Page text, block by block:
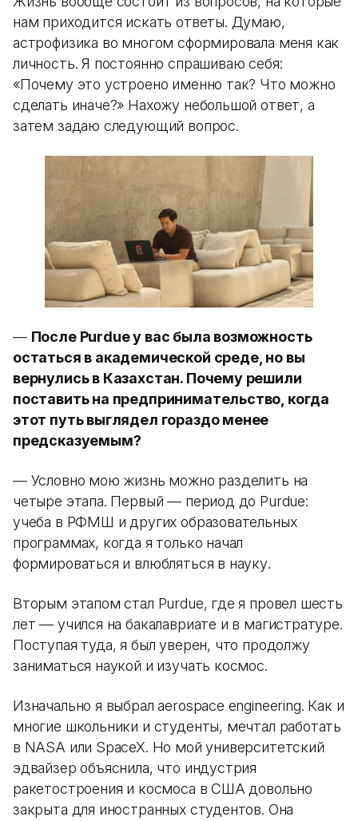
нам приходится искать ответы. Думаю,
астрофизика во многом сформировала меня как
личность. Я постоянно спрашиваю себя:
«Почему это устроено именно так? Что можно
сделать иначе?» Нахожу небольшой ответ, а
затем задаю следующий вопрос.
— После Purdue у вас была возможность
остаться в академической среде, но вы
вернулись в Казахстан. Почему решили
поставить на предпринимательство, когда
этот путь выглядел гораздо менее
предсказуемым?
— Условно мою жизнь можно разделить на
четыре этапа. Первый — период до Purdue:
учеба в РФМШ и других образовательных
программах, когда я только начал
формироваться и влюбляться в науку.
Вторым этапом стал Purdue, где я провел шесть
лет — учился на бакалавриате и в магистратуре.
Поступая туда, я был уверен, что продолжу
заниматься наукой и изучать космос.
Изначально я выбрал aerospace engineering. Как и
многие школьники и студенты, мечтал работать
в NASA или SpaceX. Но мой университетский
эдвайзер объяснила, что индустрия
ракетостроения и космоса в США довольно
закрыта для иностранных студентов. Она